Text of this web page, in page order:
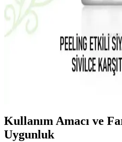
La Roche-Posay Lipikar Syndet AP+
hassas ve kuru ciltlere uygun,
günlük kullanımda cilt sağlığını
Carvien's Çay Ağacı Yağlı
ve Etkili Temizlik Ürünü
Carvien's Çay Ağacı Yağlı Yüz
Kullanım Amacı ve
Uygunluk